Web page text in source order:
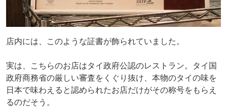
店内には、このような証書が飾られていました。
実は、こちらのお店はタイ政府公認のレストラン。タイ国
政府商務省の厳しい審査をくぐり抜け、本物のタイの味を
日本で味わえると認められたお店だけがその称号をもらえ
るのだそう。